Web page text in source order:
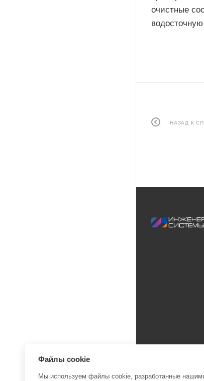
очистные
НАЗАД К
Файлы cookie
Мы используем файлы cookie, разработанные